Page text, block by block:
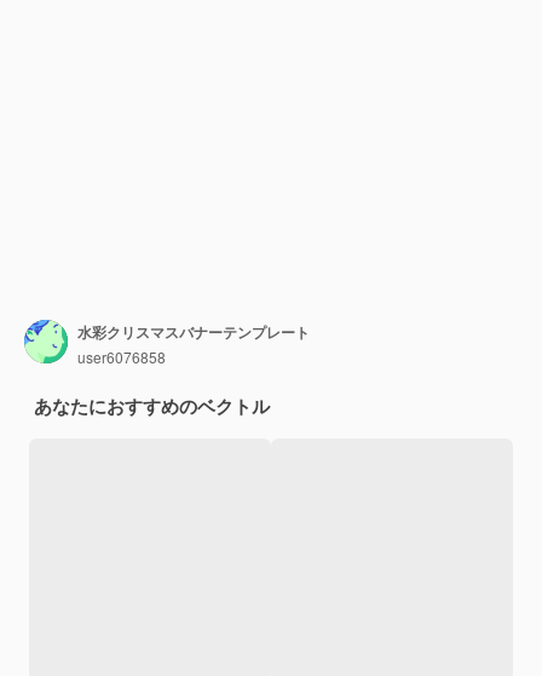
水彩クリスマスバナーテンプレート
user6076858
あなたにおすすめのベクトル